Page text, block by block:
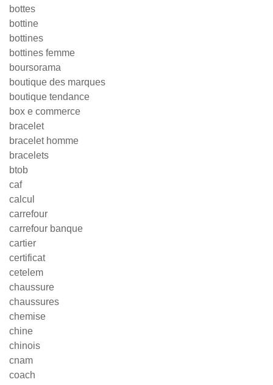
bottes
bottine
bottines
bottines femme
boursorama
boutique des marques
boutique tendance
box e commerce
bracelet
bracelet homme
bracelets
btob
caf
calcul
carrefour
carrefour banque
cartier
certificat
cetelem
chaussure
chaussures
chemise
chine
chinois
cnam
coach